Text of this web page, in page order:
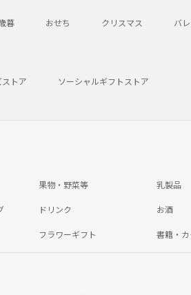
暮 おせち クリスマス バ
トア ソーシャルギフトストア
果物・野菜等 乳製品
ドリンク お酒
フラワーギフト 書籍・